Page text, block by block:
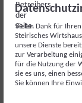
Barzahlung
Vielen Dank für
Steirisches
unsere Dienste
zur Verarbeitung
für die Nutzung der
sie es uns, einen
Sie können Ihre